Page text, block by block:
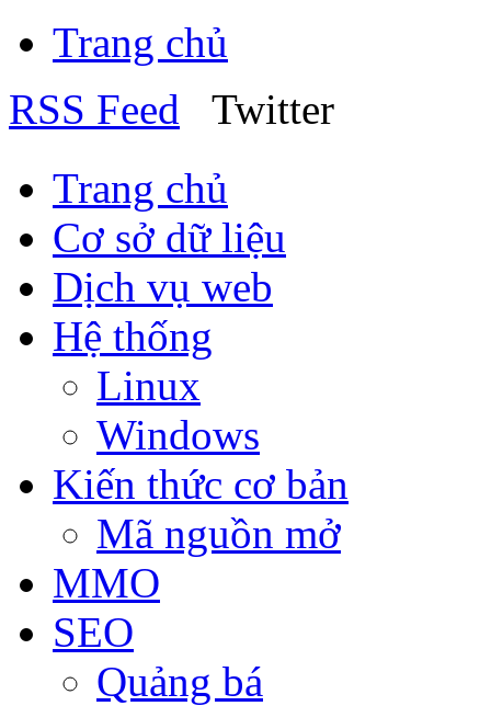
Trang chủ
RSS Feed Twitter
Trang chủ
Cơ sở dữ liệu
Dịch vụ web
Hệ thống
Linux
Windows
Kiến thức cơ bản
Mã nguồn mở
MMO
SEO
Quảng bá